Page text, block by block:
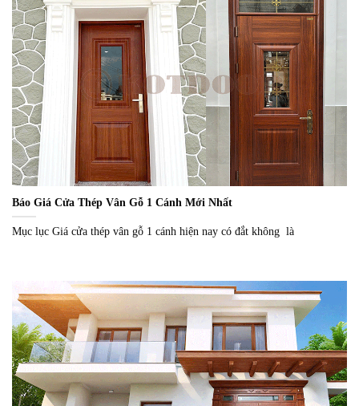
Báo Giá Cửa Thép Vân Gỗ 1 Cánh Mới Nhất
Mục lục Giá cửa thép vân gỗ 1 cánh hiện nay có đắt không là